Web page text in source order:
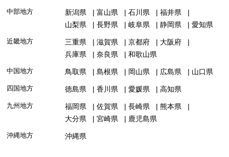
中部地方 新潟県 富山県 石川県
福井県
山梨県
長野県 岐阜県 静岡県 愛知県
近畿地方 三重県 滋賀県 京都府
大阪府
兵庫県
奈良県 和歌山県
中国地方 鳥取県 島根県 岡山県 広島県 山口県
四国地方 徳島県 香川県 愛媛県 高知県
九州地方 福岡県 佐賀県 長崎県
熊本県
大分県
宮崎県 鹿児島県
沖縄地方 沖縄県